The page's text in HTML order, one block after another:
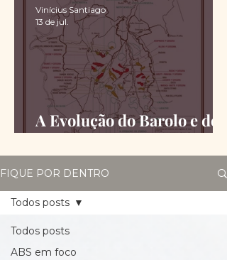
A Evolução do Barolo e do
Vinícius Santiago
13 de jul.
FIQUE POR DENTRO
Todos posts
ABS em foco
Todos posts